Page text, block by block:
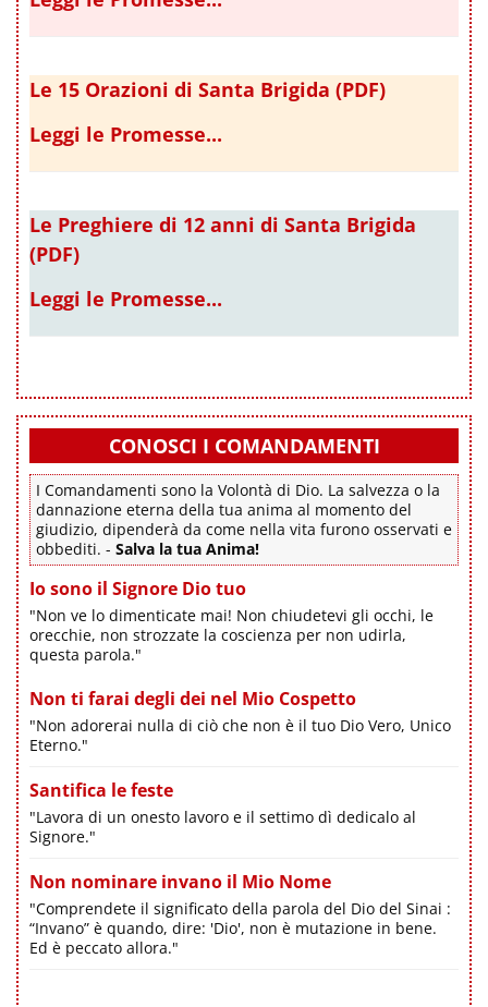
Le 15 Orazioni di Santa Brigida (PDF)
Leggi le Promesse...
Le Preghiere di 12 anni di Santa Brigida
(PDF)
Leggi le Promesse...
CONOSCI I COMANDAMENTI
I Comandamenti sono la Volontà di Dio. La salvezza o la
dannazione eterna della tua anima al momento del
giudizio, dipenderà da come nella vita furono osservati e
obbediti. - Salva la tua Anima!
Io sono il Signore Dio tuo
"Non ve lo dimenticate mai! Non chiudetevi gli occhi, le
orecchie, non strozzate la coscienza per non udirla,
questa parola."
Non ti farai degli dei nel Mio Cospetto
"Non adorerai nulla di ciò che non è il tuo Dio Vero, Unico
Eterno."
Santifica le feste
"Lavora di un onesto lavoro e il settimo dì dedicalo al
Signore."
Non nominare invano il Mio Nome
"Comprendete il significato della parola del Dio del Sinai :
“Invano” è quando, dire: 'Dio', non è mutazione in bene.
Ed è peccato allora."